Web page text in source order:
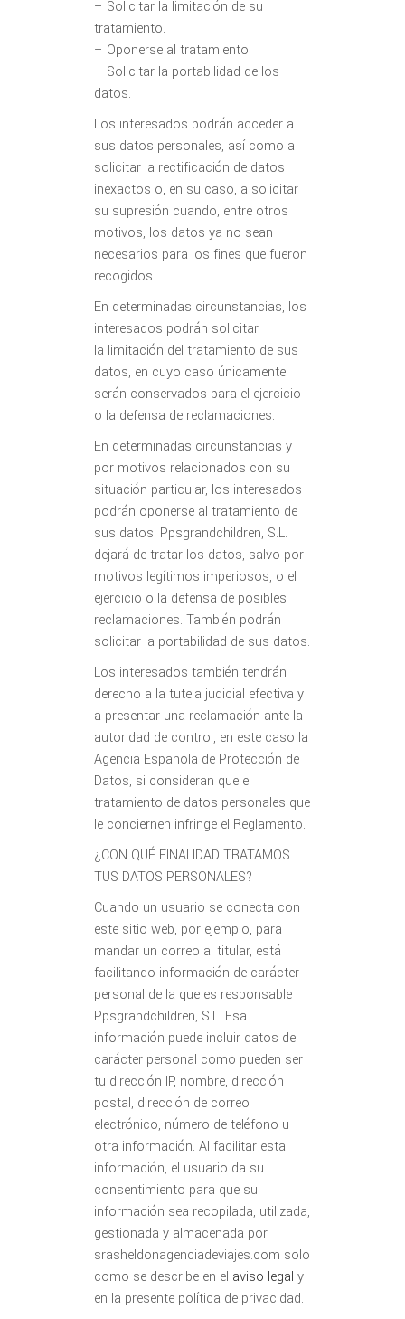
– Solicitar la limitación de su
tratamiento.
– Oponerse al tratamiento.
– Solicitar la portabilidad de los
datos.
Los interesados podrán acceder a
sus datos personales, así como a
solicitar la rectificación de datos
inexactos o, en su caso, a solicitar
su supresión cuando, entre otros
motivos, los datos ya no sean
necesarios para los fines que fueron
recogidos.
En determinadas circunstancias, los
interesados podrán solicitar
la limitación del tratamiento de sus
datos, en cuyo caso únicamente
serán conservados para el ejercicio
o la defensa de reclamaciones.
En determinadas circunstancias y
por motivos relacionados con su
situación particular, los interesados
podrán oponerse al tratamiento de
sus datos. Ppsgrandchildren, S.L.
dejará de tratar los datos, salvo por
motivos legítimos imperiosos, o el
ejercicio o la defensa de posibles
reclamaciones. También podrán
solicitar la portabilidad de sus datos.
Los interesados también tendrán
derecho a la tutela judicial efectiva y
a presentar una reclamación ante la
autoridad de control, en este caso la
Agencia Española de Protección de
Datos, si consideran que el
tratamiento de datos personales que
le conciernen infringe el Reglamento.
¿CON QUÉ FINALIDAD TRATAMOS
TUS DATOS PERSONALES?
Cuando un usuario se conecta con
este sitio web, por ejemplo, para
mandar un correo al titular, está
facilitando información de carácter
personal de la que es responsable
Ppsgrandchildren, S.L. Esa
información puede incluir datos de
carácter personal como pueden ser
tu dirección IP, nombre, dirección
postal, dirección de correo
electrónico, número de teléfono u
otra información. Al facilitar esta
información, el usuario da su
consentimiento para que su
información sea recopilada, utilizada,
gestionada y almacenada por
srasheldonagenciadeviajes.com solo
como se describe en el aviso legal y
en la presente política de privacidad.